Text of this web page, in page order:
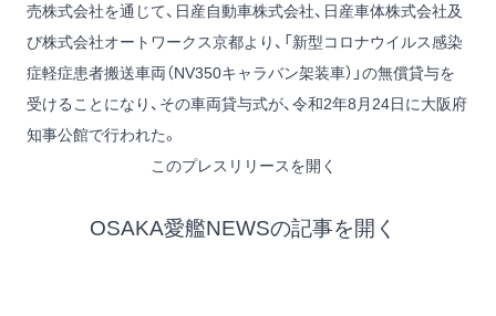
売株式会社を通じて、日産自動車株式会社、日産車体株式会社及
び株式会社オートワークス京都より、「新型コロナウイルス感染
症軽症患者搬送車両（NV350キャラバン架装車）」の無償貸与を
受けることになり、その車両貸与式が、令和2年8月24日に大阪府
知事公館で行われた。
このプレスリリースを開く
OSAKA愛艦NEWSの記事を開く